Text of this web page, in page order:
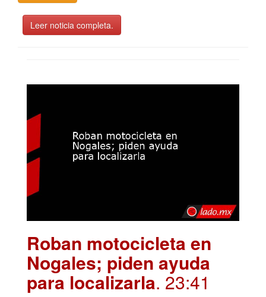
Leer noticia completa.
Roban motocicleta en
Nogales; piden ayuda
para localizarla. 23:41